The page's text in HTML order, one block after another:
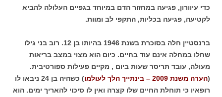
כדי עיוורון, פגיעה במחזור הדם במיוחד בגפיים העלולה להביא
לקטיעה, פגיעה בכליות, התקפי לב ומוות.
ברנסטיין חלה בסוכרת בשנת 1946 בהיותו בן 12. רוב בני גילו
שחלו במחלה אינם עוד בחיים. כיום הוא מצוי במצב בריאות
מעולה, עובד תריסר שעות ביום , מקיים פעילות ספורטיבית.
(הערה משנת 2009 – בינתייך הלך לעולמו
) כשהיה בן 24 ניבאו לו
רופאיו כי תוחלת החיים שלו קצרה ואין לו סיכוי להאריך ימים. הוא